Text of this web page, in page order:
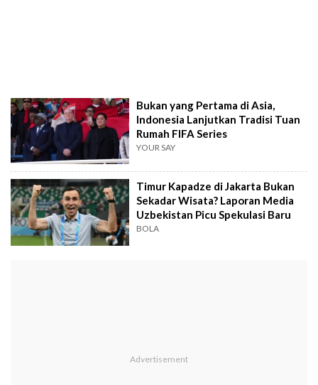
Bukan yang Pertama di Asia,
Indonesia Lanjutkan Tradisi Tuan
Rumah FIFA Series
YOUR SAY
Timur Kapadze di Jakarta Bukan
Sekadar Wisata? Laporan Media
Uzbekistan Picu Spekulasi Baru
BOLA